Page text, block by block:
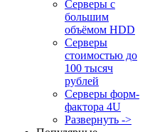
Серверы с
большим
объёмом HDD
Серверы
стоимостью до
100 тысяч
рублей
Серверы форм-
фактора 4U
Развернуть ->